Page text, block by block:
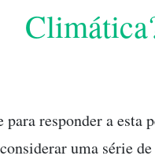
para responder a esta
uma série